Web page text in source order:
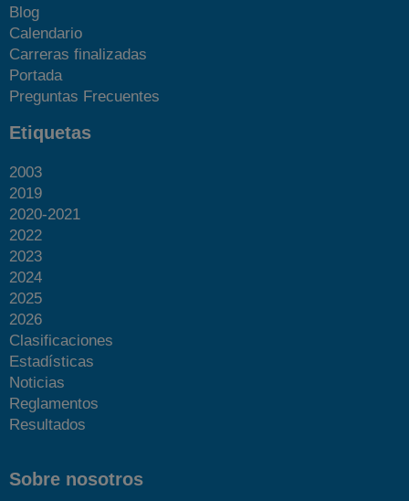
Blog
Calendario
Carreras finalizadas
Portada
Preguntas Frecuentes
Etiquetas
2003
2019
2020-2021
2022
2023
2024
2025
2026
Clasificaciones
Estadísticas
Noticias
Reglamentos
Resultados
Sobre nosotros